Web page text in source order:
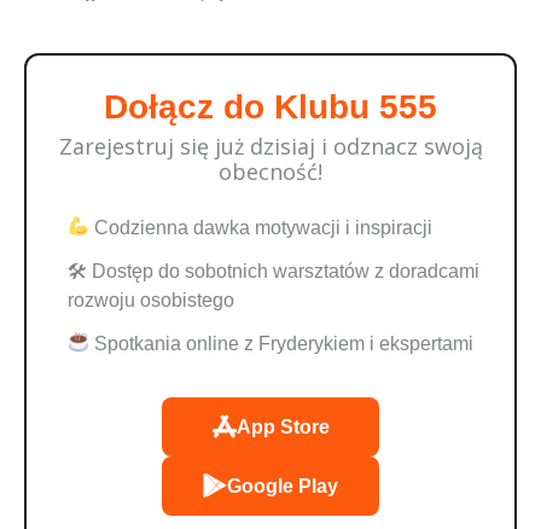
Dołącz do Klubu 555
Zarejestruj się już dzisiaj i odznacz swoją
obecność!
Codzienna dawka motywacji i inspiracji
🛠 Dostęp do sobotnich warsztatów z doradcami
rozwoju osobistego
Spotkania online z Fryderykiem i ekspertami
App Store
Google Play